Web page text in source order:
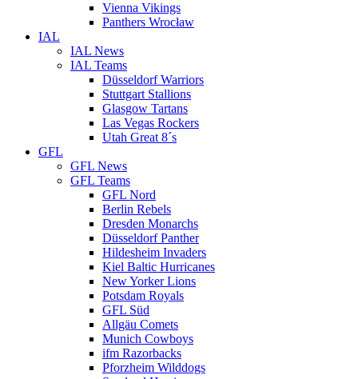
Vienna Vikings
Panthers Wrocław
IAL
IAL News
IAL Teams
Düsseldorf Warriors
Stuttgart Stallions
Glasgow Tartans
Las Vegas Rockers
Utah Great 8´s
GFL
GFL News
GFL Teams
GFL Nord
Berlin Rebels
Dresden Monarchs
Düsseldorf Panther
Hildesheim Invaders
Kiel Baltic Hurricanes
New Yorker Lions
Potsdam Royals
GFL Süd
Allgäu Comets
Munich Cowboys
ifm Razorbacks
Pforzheim Wilddogs